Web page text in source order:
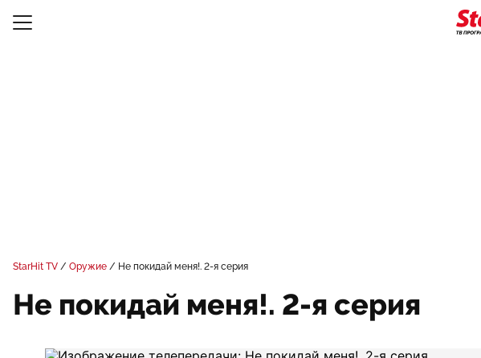
StarHit TV Оружие Не покидай меня!. 2-я серия
Не покидай меня!. 2-я серия